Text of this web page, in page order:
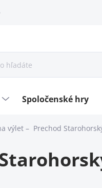
Spoločenské hry
výlet – Prechod